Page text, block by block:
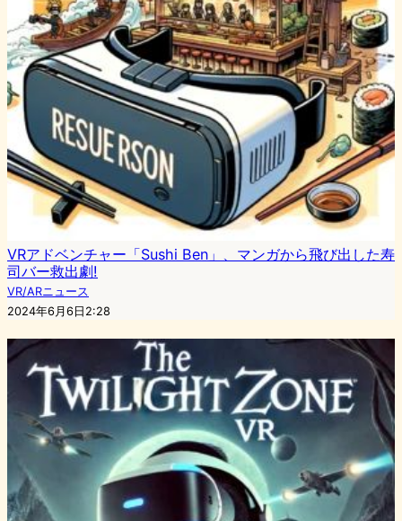
VRアドベンチャー「Sushi Ben」、マンガから飛び出した寿
司バー救出劇!
VR/ARニュース
2024年6月6日2:28